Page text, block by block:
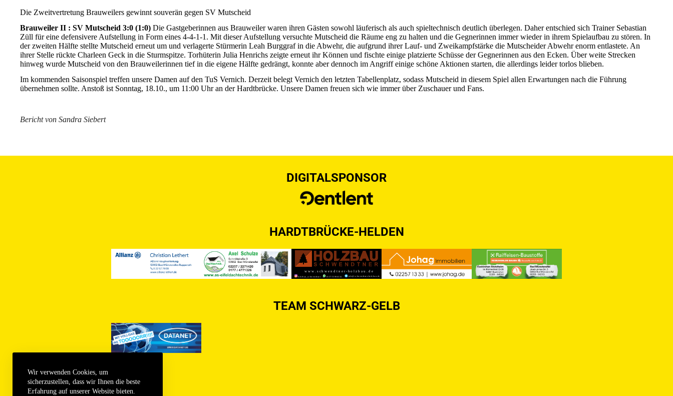
Wir verwenden Cookies, um
sicherzustellen, dass wir Ihnen die beste
Erfahrung auf unserer Website bieten.
Die Zweitvertretung Brauweilers gewinnt souverän gegen SV Mutscheid
Brauweiler II : SV Mutscheid 3:0 (1:0) Die Gastgeberinnen aus Brauweiler waren ihren Gästen sowohl läuferisch als auch spieltechnisch deutlich überlegen. Daher entschied sich Trainer Sebastian
Züll für eine defensivere Aufstellung in Form eines 4-4-1-1. Mit dieser Aufstellung versuchte Mutscheid die Räume eng zu halten und die Gegnerinnen immer wieder in ihrem Spielaufbau zu stören. In
der zweiten Hälfte stellte Mutscheid erneut um und verlagerte Stürmerin Leah Burggrafin die Abwehr, die aufgrund ihrer Lauf- und Zweikampfstärke die Mutscheider Abwehr enorm entlastete. An
ihrer Stelle rückte Charleen Geck in die Sturmspitze. Torhüterin Julia Henrichs zeigte erneut ihr Können und fischte einige platzierte Schüsse der Gegnerinnen aus den Ecken. Über weite Strecken
hinweg wurde Mutscheid von den Brauweilerinnen tief in die eigene Hälfte gedrängt, konnte aber dennoch im Angriff einige schöne Aktionen starten, die allerdings leider torlos blieben.
Im kommenden Saisonspiel treffen unsere Damen auf den TuS Vernich. Derzeit belegt Vernich den letzten Tabellenplatz, sodass Mutscheid in diesem Spiel allen Erwartungen nach die Führung
übernehmen sollte. Anstoß ist Sonntag, 18.10., um 11:00 Uhr an der Hardtbrücke. Unsere Damen freuen sich wie immer über Zuschauer und Fans.
Bericht von Sandra Siebert
DIGITALSPONSOR
HARDTBRÜCKE-HELDEN
TEAM SCHWARZ-GELB